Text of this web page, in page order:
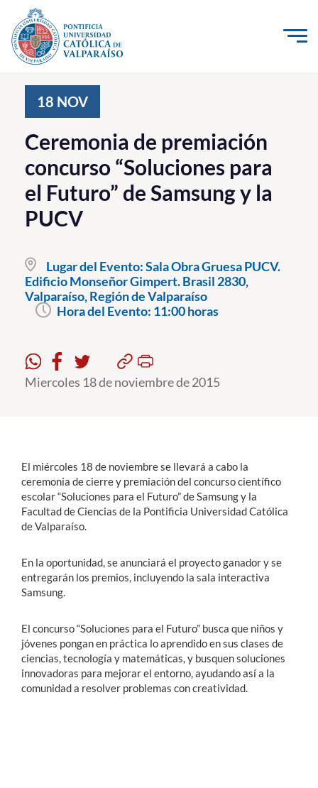
Click acá para ir directamente al contenido
Investigación, Creación e Innovación
PUCV Internacional
Vinculación con el Medio
Admisión
Pregrado
Postgrado
Formación Continua
Estudiantes
Académicos
English
18 NOV
Ceremonia de premiación
concurso “Soluciones para
el Futuro” de Samsung y la
PUCV
Lugar del Evento:Sala Obra Gruesa PUCV.
Edificio Monseñor Gimpert. Brasil 2830,
Valparaíso, Región de Valparaíso
Hora del Evento: 11:00 horas
Miercoles 18 de noviembre de 2015
El miércoles 18 de noviembre se llevará a cabo la
ceremonia de cierre y premiación del concurso científico
escolar “Soluciones para el Futuro” de Samsung y la
Facultad de Ciencias de la Pontificia Universidad Católica
de Valparaíso.
En la oportunidad, se anunciará el proyecto ganador y se
entregarán los premios, incluyendo la sala interactiva
Samsung.
El concurso “Soluciones para el Futuro” busca que niños y
jóvenes pongan en práctica lo aprendido en sus clases de
ciencias, tecnología y matemáticas, y busquen soluciones
innovadoras para mejorar el entorno, ayudando así a la
comunidad a resolver problemas con creatividad.